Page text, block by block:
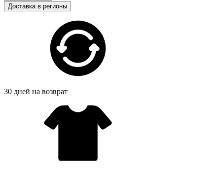
Доставка в регионы
30 дней на возврат